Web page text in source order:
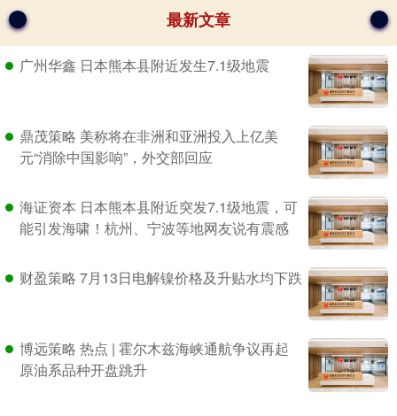
最新文章
广州华鑫 日本熊本县附近发生7.1级地震
鼎茂策略 美称将在非洲和亚洲投入上亿美
元“消除中国影响”，外交部回应
海证资本 日本熊本县附近突发7.1级地震，可
能引发海啸！杭州、宁波等地网友说有震感
财盈策略 7月13日电解镍价格及升贴水均下跌
博远策略 热点 | 霍尔木兹海峡通航争议再起
原油系品种开盘跳升